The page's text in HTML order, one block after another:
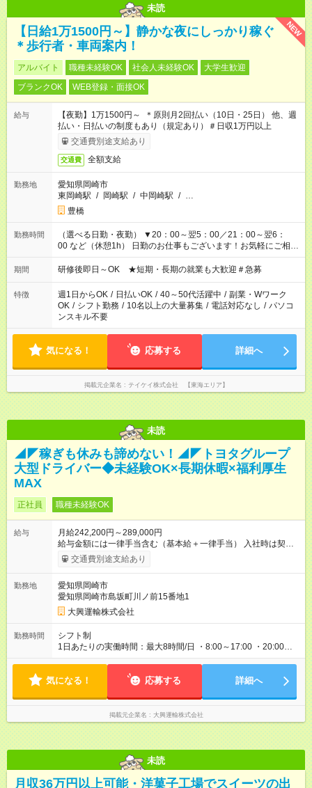
未読
NEW
【日給1万1500円～】静かな夜にしっかり稼ぐ
＊歩行者・車両案内！
アルバイト 職種未経験OK 社会人未経験OK
大学生歓迎
ブランクOK
WEB登録・面接OK
給与
【夜勤】1万1500円～ ＊原則月2回払い（10日・25日） 他、週
払い・日払いの制度もあり（規定あり）＃日収1万円以上
交通費別途支給あり
交通費 全額支給
勤務地
愛知県岡崎市
東岡崎駅 / 岡崎駅 / 中岡崎駅 / …
豊橋
勤務時間
（選べる日勤・夜勤） ▼20：00～翌5：00／21：00～翌6：
00 など（休憩1h） 日勤のお仕事もございます！お気軽にご相談
ください！
期間 研修後即日～OK ★短期・長期の就業も大歓迎＃急募
特徴 週1日からOK / 日払いOK / 40～50代活躍中 / 副業・Wワーク
OK / シフト勤務 / 10名以上の大量募集 / 電話対応なし / パソコ
ンスキル不要
気になる！ 応募する 詳細へ
掲載元企業名 テイケイ株式会社 【東海エリア】
未読
◢◤稼ぎも休みも諦めない！◢◤トヨタグループ
大型ドライバー◆未経験OK×長期休暇×福利厚生
MAX
正社員 職種未経験OK
給与
月給242,200円～289,000円
給与金額には一律手当含む（基本給＋一律手当） 入社時は契約
社員としてご就業いただきます（1年後正社員登用） ※上記金額
に加えて、別途各種手当も支給いたします。 【その他各種手
交通費別途支給あり
勤務地
愛知県岡崎市
愛知県岡崎市島坂町川ノ前15番地1
大興運輸株式会社
勤務時間
シフト制
1日あたりの実働時間：最大8時間/日 ・8:00～17:00 ・20:00～
翌5:00 ※1週間毎のローテーション制の場合あり ※時差出勤有・
気になる！ 応募する 詳細へ
掲載元企業名 大興運輸株式会社
未読
月収36万円以上可能・洋菓子工場でスイーツの出